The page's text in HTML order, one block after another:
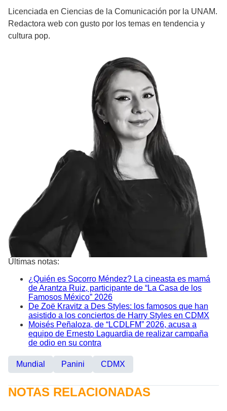
Licenciada en Ciencias de la Comunicación por la UNAM.
Redactora web con gusto por los temas en tendencia y
cultura pop.
Últimas notas:
¿Quién es Socorro Méndez? La cineasta es mamá
de Arantza Ruiz, participante de “La Casa de los
Famosos México” 2026
De Zoë Kravitz a Des Styles: los famosos que han
asistido a los conciertos de Harry Styles en CDMX
Moisés Peñaloza, de “LCDLFM” 2026, acusa a
equipo de Ernesto Laguardia de realizar campaña
de odio en su contra
Mundial Panini CDMX
NOTAS RELACIONADAS